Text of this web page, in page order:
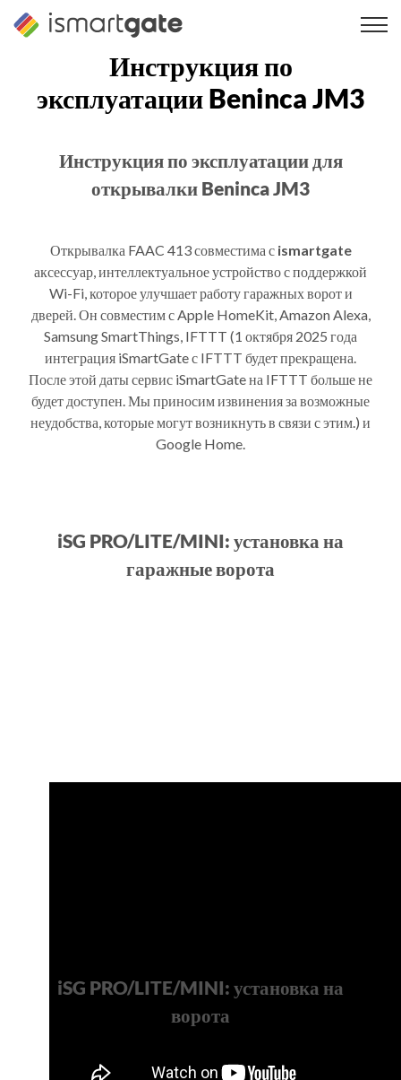
Перейти
Инструкция по
эксплуатации Beninca JM3
Инструкция по эксплуатации для
открывалки Beninca JM3
Открывалка FAAC 413 совместима с ismartgate
аксессуар, интеллектуальное устройство с поддержкой
Wi-Fi, которое улучшает работу гаражных ворот и
дверей. Он совместим с Apple HomeKit, Amazon Alexa,
Samsung SmartThings, IFTTT (1 октября 2025 года
интеграция iSmartGate с IFTTT будет прекращена.
После этой даты сервис iSmartGate на IFTTT больше не
будет доступен. Мы приносим извинения за возможные
неудобства, которые могут возникнуть в связи с этим.) и
Google Home.
iSG PRO/LITE/MINI: установка на
гаражные ворота
iSG PRO/LITE/MINI: установка на
ворота